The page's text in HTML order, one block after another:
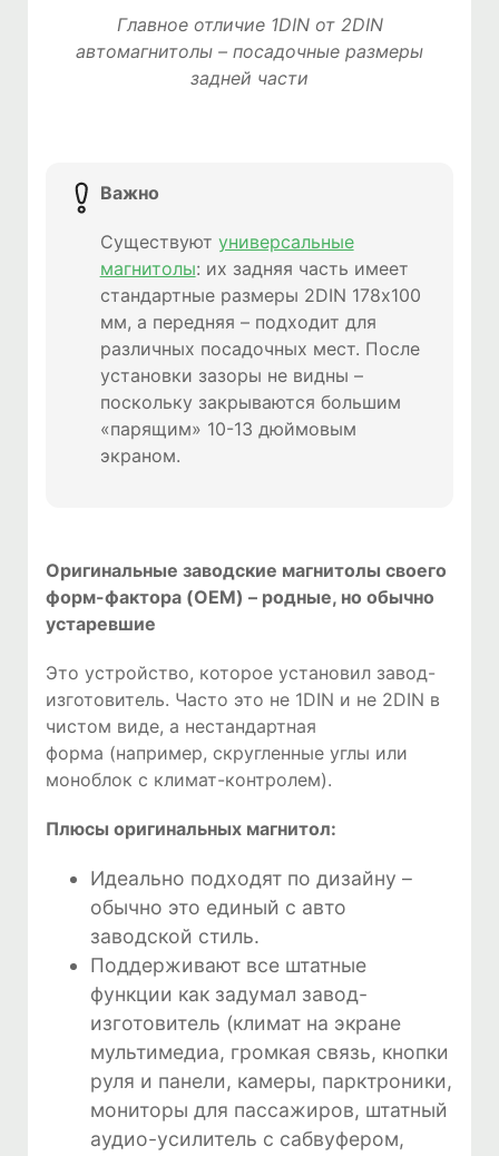
Главное отличие 1DIN от 2DIN
автомагнитолы – посадочные размеры
задней части
Важно
Существуют универсальные
магнитолы: их задняя часть имеет
стандартные размеры 2DIN 178х100
мм, а передняя – подходит для
различных посадочных мест. После
установки зазоры не видны –
поскольку закрываются большим
«парящим» 10-13 дюймовым
экраном.
Оригинальные заводские магнитолы своего
форм-фактора (OEM) – родные, но обычно
устаревшие
Это устройство, которое установил завод-
изготовитель. Часто это не 1DIN и не 2DIN в
чистом виде, а нестандартная
форма (например, скругленные углы или
моноблок с климат-контролем).
Плюсы оригинальных магнитол:
Идеально подходят по дизайну –
обычно это единый с авто
заводской стиль.
Поддерживают все штатные
функции как задумал завод-
изготовитель (климат на экране
мультимедиа, громкая связь, кнопки
руля и панели, камеры, парктроники,
мониторы для пассажиров, штатный
аудио-усилитель с сабвуфером,